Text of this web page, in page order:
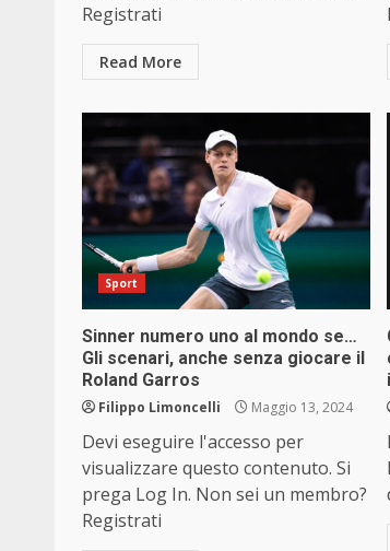
Registrati
Read More
Sport
Sinner numero uno al mondo se…
Gli scenari, anche senza giocare il
Roland Garros
Filippo Limoncelli Maggio 13, 2024
Devi eseguire l'accesso per
visualizzare questo contenuto. Si
prega Log In. Non sei un membro?
Registrati